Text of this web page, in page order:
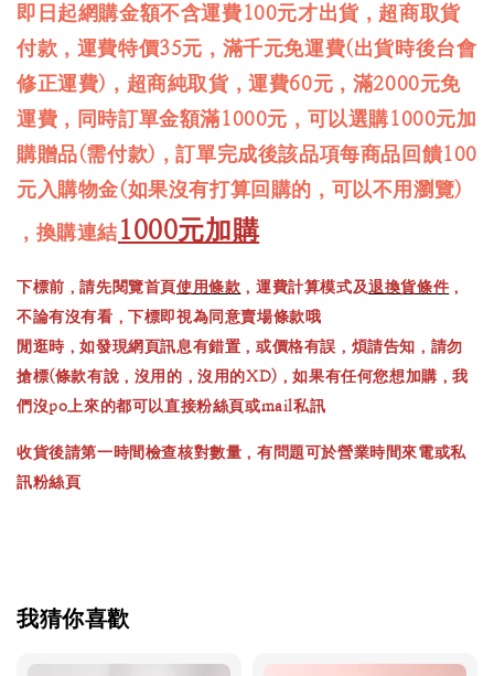
即日起網購金額不含運費100元才出貨，超商取貨
付款，運費特價35元，滿千元免運費(出貨時後台會
修正運費)，超商純取貨，運費60元，滿2000元免
運費，同時訂單金額滿1000元，可以選購1000元加
購贈品(需付款)，訂單完成後該品項每商品回饋100
元入購物金(如果沒有打算回購的，可以不用瀏覽)
，換購連結1000元加購
下標前，請先閱覽首頁使用條款 ，運費計算模式及退換貨條件 ，
不論有沒有看，下標即視為同意賣場條款哦
閒逛時，如發現網頁訊息有錯置，或價格有誤，煩請告知，請勿
搶標(條款有說，沒用的，沒用的XD)，如果有任何您想加購，我
們沒po上來的都可以直接粉絲頁或mail私訊
收貨後請第一時間檢查核對數量，有問題可於營業時間來電或私
訊粉絲頁
我猜你喜歡